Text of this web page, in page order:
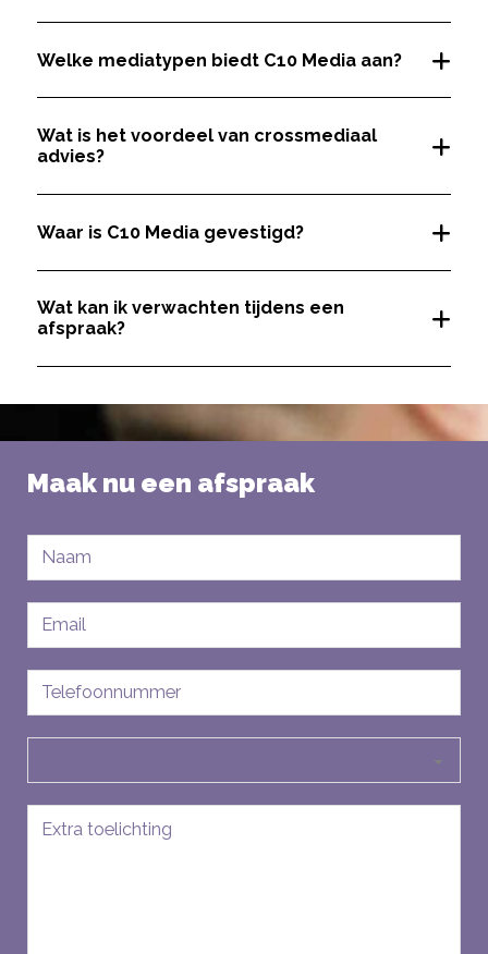
Welke mediatypen biedt C10 Media aan?
Wat is het voordeel van crossmediaal
advies?
Waar is C10 Media gevestigd?
Wat kan ik verwachten tijdens een
afspraak?
Maak nu een afspraak
mailadres